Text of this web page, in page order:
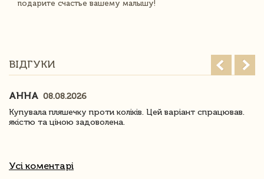
подарите счастье вашему малышу!
ВІДГУКИ
АННА 08.08.2026
Купувала пляшечку проти коліків. Цей варіант спрацював.
якістю та ціною задоволена.
Усі коментарі